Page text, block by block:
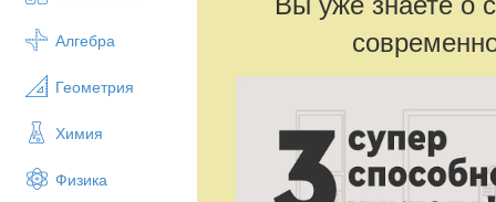
Алгебра
Геометрия
Химия
Физика
Форматы графических файлов.